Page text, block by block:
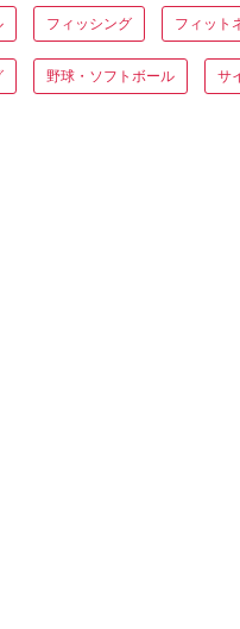
フィッシング フィット
野球・ソフトボール サ